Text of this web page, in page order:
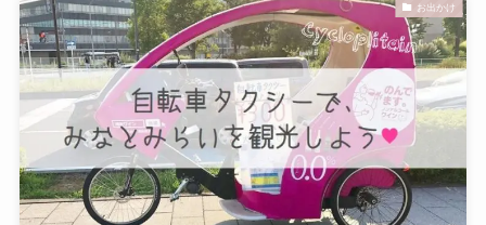
お出かけ